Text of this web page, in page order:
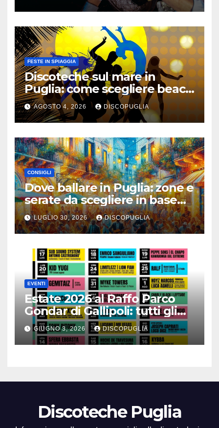
FESTE IN SPIAGGIA
Discoteche sul mare in
Puglia: come scegliere beach
club e locali panoramici
AGOSTO 4, 2026 DISCOPUGLIA
CONSIGLI
Dove ballare in Puglia: zone e
serate da scegliere in base
alla vacanza
LUGLIO 30, 2026 DISCOPUGLIA
EVENTI
Estate 2026 al Raffo Parco
Gondar di Gallipoli: tutti gli
eventi da non perdere!
GIUGNO 3, 2026 DISCOPUGLIA
Discoteche Puglia